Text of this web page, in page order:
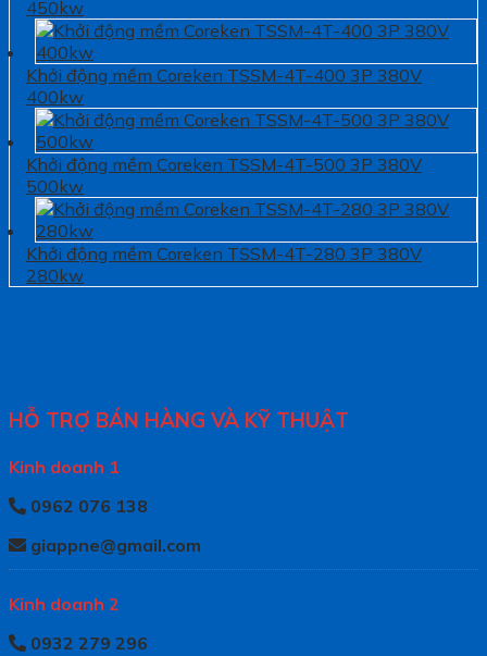
450kw
Khởi động mềm Coreken TSSM-4T-400 3P 380V
400kw
Khởi động mềm Coreken TSSM-4T-500 3P 380V
500kw
Khởi động mềm Coreken TSSM-4T-280 3P 380V
280kw
HỖ TRỢ BÁN HÀNG VÀ KỸ THUẬT
Kinh doanh 1
0962 076 138
giappne@gmail.com
Kinh doanh 2
0932 279 296